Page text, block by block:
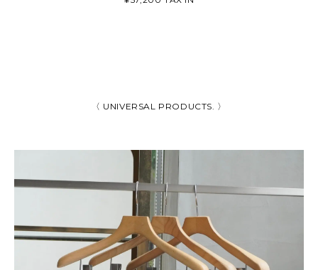
〈 UNIVERSAL PRODUCTS. 〉